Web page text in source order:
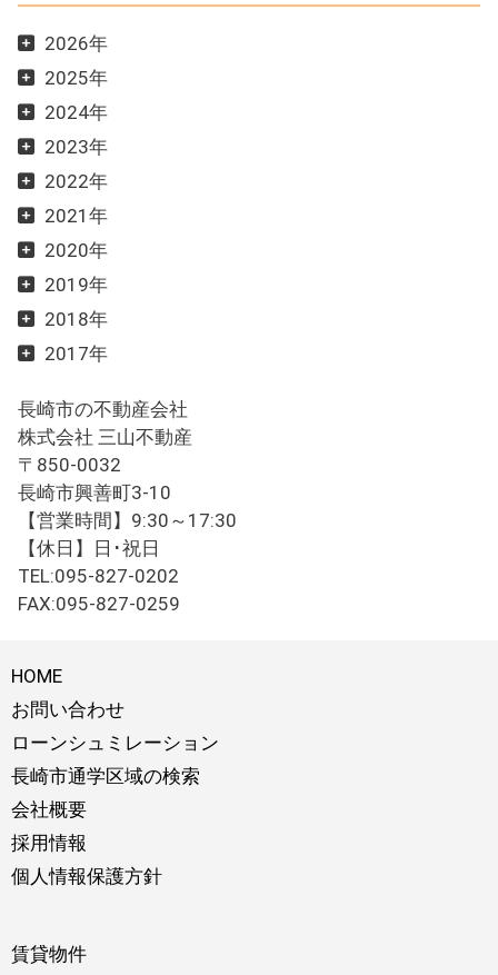
2026年
2025年
2024年
2023年
2022年
2021年
2020年
2019年
2018年
2017年
長崎市の不動産会社
株式会社 三山不動産
〒850-0032
長崎市興善町3-10
【営業時間】9:30～17:30
【休日】日･祝日
TEL:095-827-0202
FAX:095-827-0259
HOME
お問い合わせ
ローンシュミレーション
長崎市通学区域の検索
会社概要
採用情報
個人情報保護方針
賃貸物件